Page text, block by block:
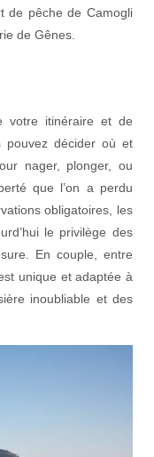
de pêche de Camogli
de Gênes.
votre itinéraire et de
pouvez décider où et
nager, plonger, ou
que l’on a perdu
obligatoires, les
le privilège des
En couple, entre
unique et adaptée à
inoubliable et des